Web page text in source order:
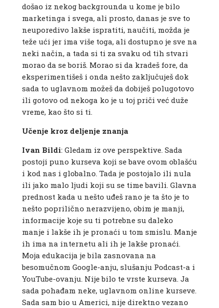
došao iz nekog backgrounda u kome je bilo
marketinga i svega, ali prosto, danas je sve to
neuporedivo lakše ispratiti, naučiti, možda je
teže ući jer ima više toga, ali dostupno je sve na
neki način, a tada si ti za svaku od tih stvari
morao da se boriš. Morao si da kradeš fore, da
eksperimentišeš i onda nešto zaključuješ dok
sada to uglavnom možeš da dobiješ polugotovo
ili gotovo od nekoga ko je u toj priči već duže
vreme, kao što si ti.
Učenje kroz deljenje znanja
Ivan Bildi: Gledam iz ove perspektive. Sada
postoji puno kurseva koji se bave ovom oblašću
i kod nas i globalno. Tada je postojalo ili nula
ili jako malo ljudi koji su se time bavili. Glavna
prednost kada u nešto uđeš rano je ta što je to
nešto poprilično nerazvijeno, obim je manji,
informacije koje su ti potrebne su daleko
manje i lakše ih je pronaći u tom smislu. Manje
ih ima na internetu ali ih je lakše pronaći.
Moja edukacija je bila zasnovana na
besomučnom Google-anju, slušanju Podcast-a i
YouTube-ovanju. Nije bilo te vrste kurseva. Ja
sada pohađam neke, uglavnom online kurseve.
Sada sam bio u Americi, nije direktno vezano